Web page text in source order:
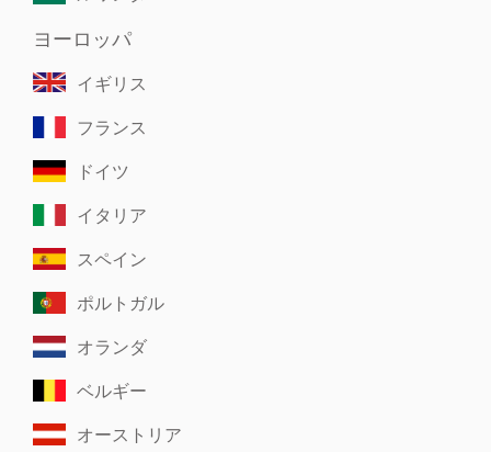
ヨーロッパ
イギリス
フランス
ドイツ
イタリア
スペイン
ポルトガル
オランダ
ベルギー
オーストリア